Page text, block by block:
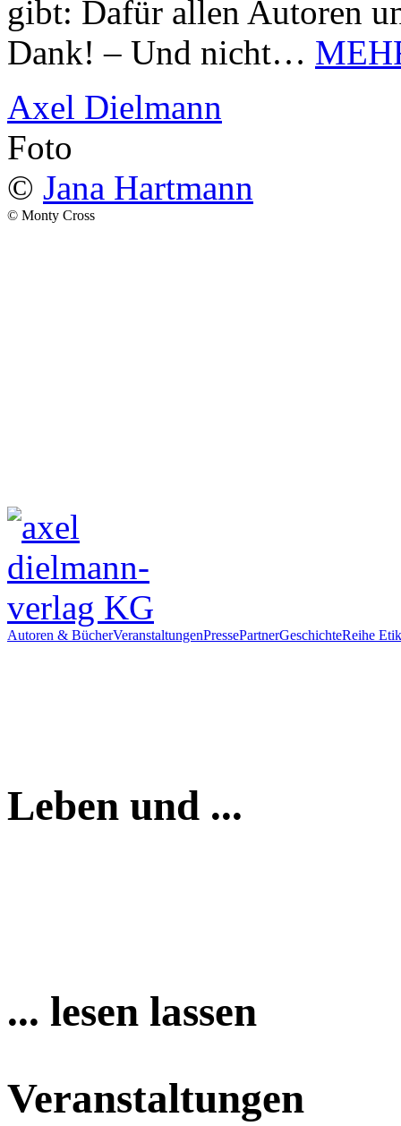
gibt: Dafür allen Autoren
Dank! – Und nicht…
Axel Dielmann
Foto
© Jana Hartmann
© Monty Cross
Autoren & BücherVeranstaltungenPressePartnerGeschichteReihe
Leben und ...
... lesen lassen
Veranstaltungen